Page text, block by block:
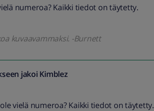
numeroa? Kaikki tiedot on täytetty.
kuvaavammaksi. -Burnett
jakoi Kimblez
vielä numeroa? Kaikki tiedot on täytetty.